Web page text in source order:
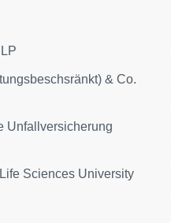
& Co.
Unfallversicherung
Sciences University